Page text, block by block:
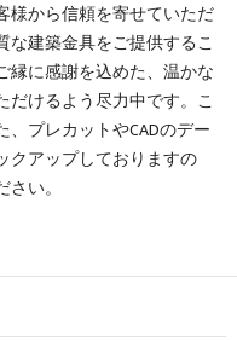
様から信頼を寄せていただ
な建築金具をご提供するこ
縁に感謝を込めた、温かな
だけるよう尽力中です。こ
プレカットやCADのデー
クアップしておりますの
い。